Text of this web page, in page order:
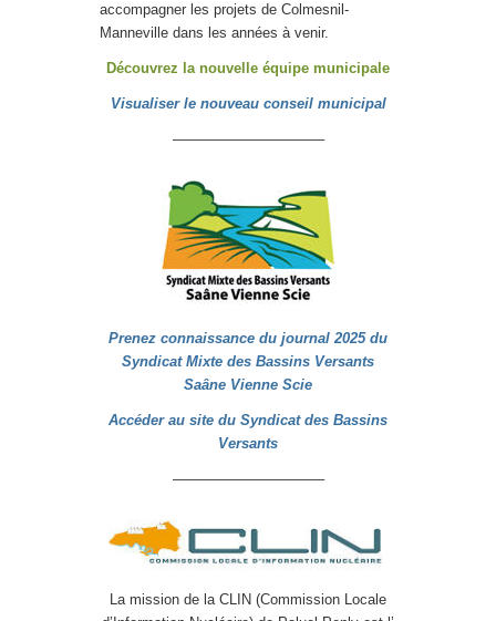
accompagner les projets de Colmesnil-
Manneville dans les années à venir.
Découvrez la nouvelle équipe municipale
Visualiser le nouveau conseil municipal
——————————–
Prenez connaissance du journal 2025 du
Syndicat Mixte des Bassins Versants
Saâne Vienne Scie
Accéder au site du Syndicat des Bassins
Versants
——————————–
La mission de la CLIN (Commission Locale